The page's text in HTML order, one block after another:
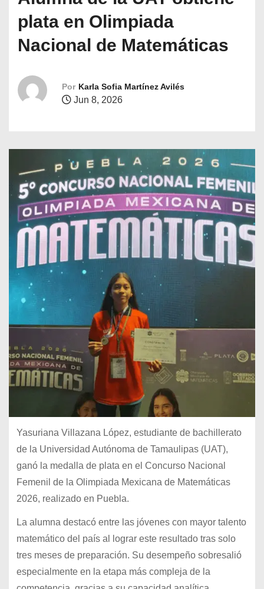
plata en Olimpiada
Nacional de Matemáticas
Por Karla Sofia Martínez Avilés
Jun 8, 2026
Yasuriana Villazana López, estudiante de bachillerato
de la Universidad Autónoma de Tamaulipas (UAT),
ganó la medalla de plata en el Concurso Nacional
Femenil de la Olimpiada Mexicana de Matemáticas
2026, realizado en Puebla.
La alumna destacó entre las jóvenes con mayor talento
matemático del país al lograr este resultado tras solo
tres meses de preparación. Su desempeño sobresalió
especialmente en la etapa más compleja de la